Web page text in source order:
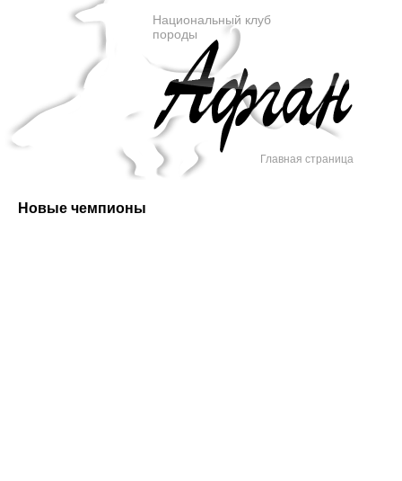
Национальный клуб
породы
Главная страница
Новые чемпионы